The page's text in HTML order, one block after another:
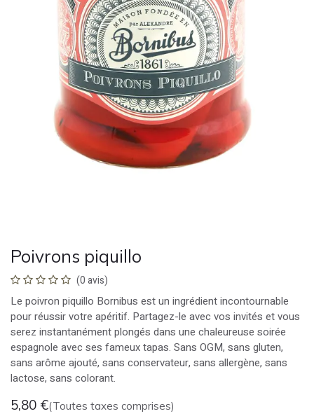
Poivrons piquillo
(0 avis)
Le poivron piquillo Bornibus est un ingrédient incontournable
pour réussir votre apéritif. Partagez-le avec vos invités et vous
serez instantanément plongés dans une chaleureuse soirée
espagnole avec ses fameux tapas. Sans OGM, sans gluten,
sans arôme ajouté, sans conservateur, sans allergène, sans
lactose, sans colorant.
5,80 €(Toutes taxes comprises)